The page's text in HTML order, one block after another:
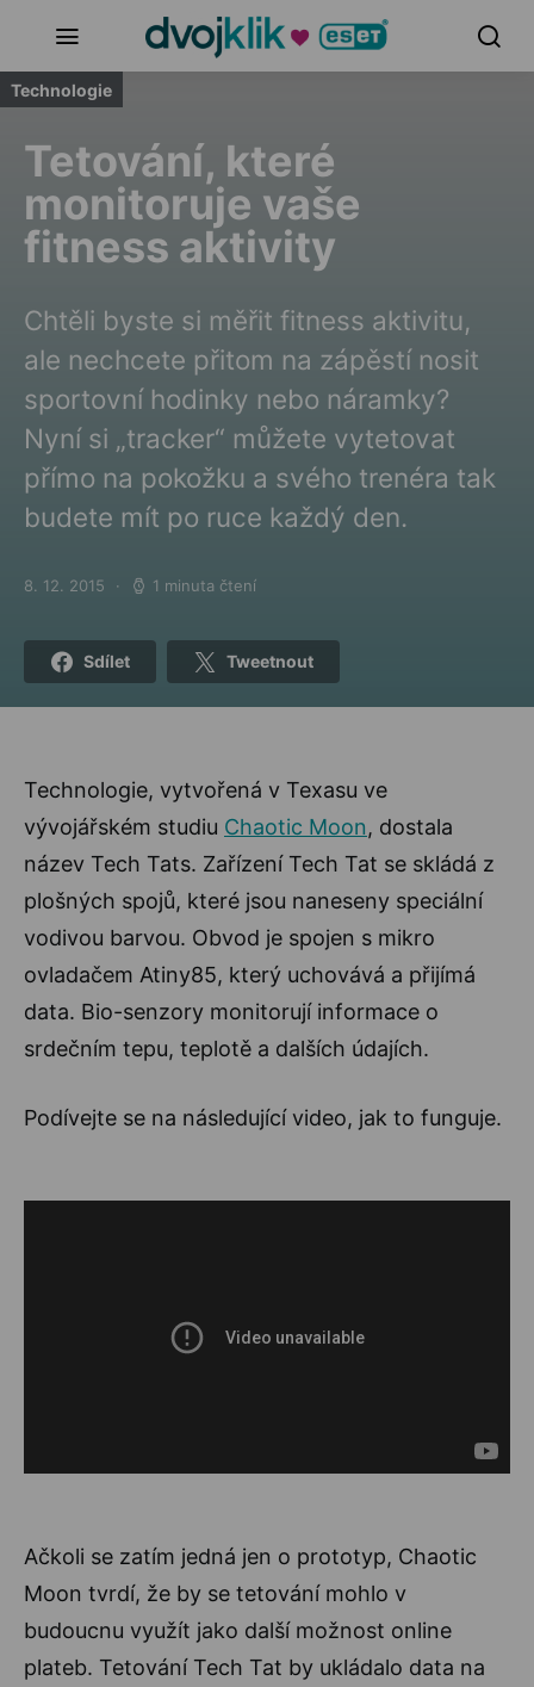
Technologie
Tetování, které
monitoruje vaše
fitness aktivity
Chtěli byste si měřit fitness aktivitu,
ale nechcete přitom na zápěstí nosit
sportovní hodinky nebo náramky?
Nyní si „tracker“ můžete vytetovat
přímo na pokožku a svého trenéra tak
budete mít po ruce každý den.
Posted on
8. 12. 2015 1 minuta čtení
Sdílet Tweetnout
Technologie, vytvořená v Texasu ve
vývojářském studiu Chaotic Moon, dostala
název Tech Tats. Zařízení Tech Tat se skládá z
plošných spojů, které jsou naneseny speciální
vodivou barvou. Obvod je spojen s mikro
ovladačem Atiny85, který uchovává a přijímá
data. Bio-senzory monitorují informace o
srdečním tepu, teplotě a dalších údajích.
Podívejte se na následující video, jak to funguje.
Ačkoli se zatím jedná jen o prototyp, Chaotic
Moon tvrdí, že by se tetování mohlo v
budoucnu využít jako další možnost online
plateb. Tetování Tech Tat by ukládalo data na